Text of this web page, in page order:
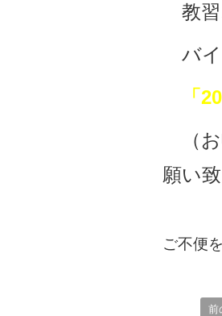
教習
バイ
「
（お
願い
ご不便
前